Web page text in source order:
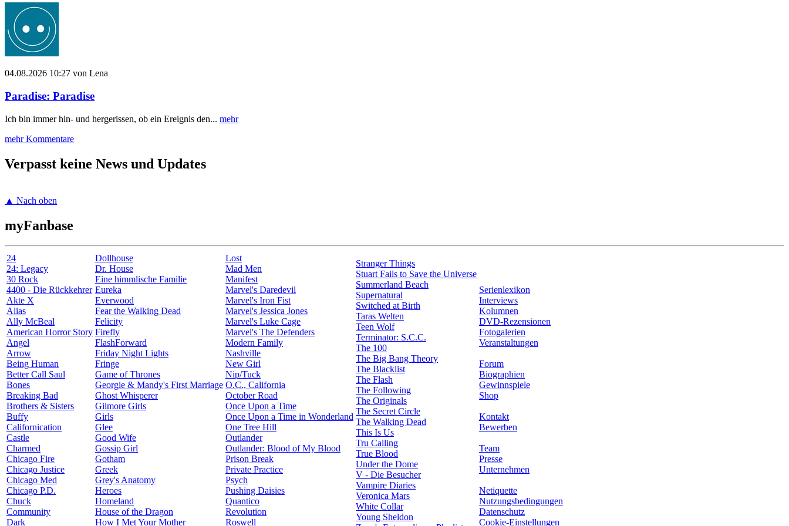
04.08.2026 10:27 von Lena
Paradise: Paradise
Ich bin immer hin- und hergerissen, ob ein Ereignis den... mehr
mehr Kommentare
Verpasst keine News und Updates
▲ Nach oben
myFanbase
24
24: Legacy
30 Rock
4400 - Die Rückkehrer
Akte X
Alias
Ally McBeal
American Horror Story
Angel
Arrow
Being Human
Better Call Saul
Bones
Breaking Bad
Brothers & Sisters
Buffy
Californication
Castle
Charmed
Chicago Fire
Chicago Justice
Chicago Med
Chicago P.D.
Chuck
Community
Dark
Dollhouse
Dr. House
Eine himmlische Familie
Eureka
Everwood
Fear the Walking Dead
Felicity
Firefly
FlashForward
Friday Night Lights
Fringe
Game of Thrones
Georgie & Mandy's First Marriage
Ghost Whisperer
Gilmore Girls
Girls
Glee
Good Wife
Gossip Girl
Gotham
Greek
Grey's Anatomy
Heroes
Homeland
House of the Dragon
How I Met Your Mother
Lost
Mad Men
Manifest
Marvel's Daredevil
Marvel's Iron Fist
Marvel's Jessica Jones
Marvel's Luke Cage
Marvel's The Defenders
Modern Family
Nashville
New Girl
Nip/Tuck
O.C., California
October Road
Once Upon a Time
Once Upon a Time in Wonderland
One Tree Hill
Outlander
Outlander: Blood of My Blood
Prison Break
Private Practice
Psych
Pushing Daisies
Quantico
Revolution
Roswell
Stranger Things
Stuart Fails to Save the Universe
Summerland Beach
Supernatural
Switched at Birth
Taras Welten
Teen Wolf
Terminator: S.C.C.
The 100
The Big Bang Theory
The Blacklist
The Flash
The Following
The Originals
The Secret Circle
The Walking Dead
This Is Us
Tru Calling
True Blood
Under the Dome
V - Die Besucher
Vampire Diaries
Veronica Mars
White Collar
Young Sheldon
Serienlexikon
Interviews
Kolumnen
DVD-Rezensionen
Fotogalerien
Veranstaltungen
Forum
Biographien
Gewinnspiele
Shop
Kontakt
Bewerben
Team
Presse
Unternehmen
Netiquette
Nutzungsbedingungen
Datenschutz
Cookie-Einstellungen